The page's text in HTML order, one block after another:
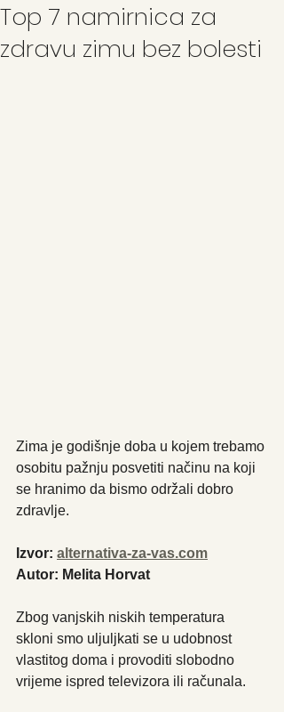
Top 7 namirnica za
zdravu zimu bez bolesti
Zima je godišnje doba u kojem trebamo
osobitu pažnju posvetiti načinu na koji
se hranimo da bismo održali dobro
zdravlje.
Izvor: alternativa-za-vas.com
Autor: Melita Horvat
Zbog vanjskih niskih temperatura
skloni smo uljuljkati se u udobnost
vlastitog doma i provoditi slobodno
vrijeme ispred televizora ili računala.